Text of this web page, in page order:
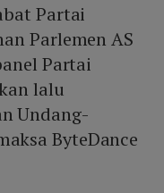
Partai
Parlemen AS
Partai
lalu
Undang-
ByteDance